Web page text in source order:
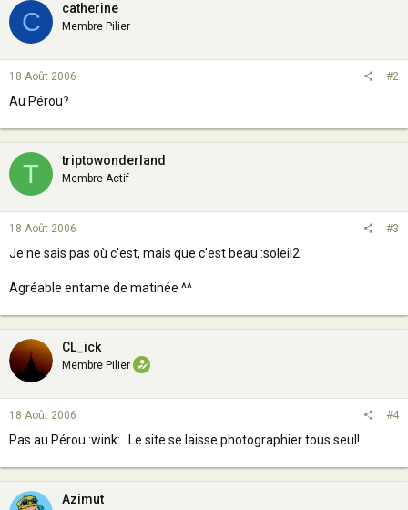
C catherine
Membre Pilier
18 Août 2006 #2
Au Pérou?
T triptowonderland
Membre Actif
18 Août 2006 #3
Je ne sais pas où c'est, mais que c'est beau :soleil2:
Agréable entame de matinée ^^
CL_ick
Membre Pilier
18 Août 2006 #4
Pas au Pérou :wink: . Le site se laisse photographier tous seul!
Azimut